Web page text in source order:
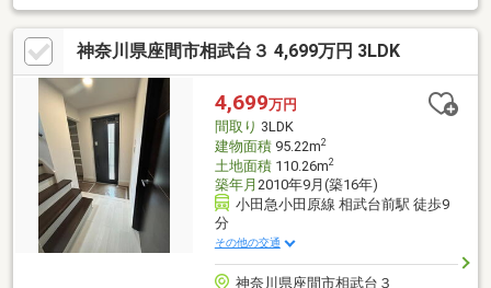
０６（通話料無料）・住所だけ知りたい、1件だけ見たいもOK・
現地集合現地解散、zoomでリモート見学もOK・Googleクチコミ
評価4.8の優良店・１都３県の不動産売却も得意な会社・しつこい
営業一切なしの安心店
神奈川県座間市相武台３ 4,699万円 3LDK
4,699万円
間取り 3LDK
建物面積95.22m2
土地面積110.26m2
築年月 2010年9月(築16年)
小田急小田原線 相武台前駅 徒歩9
分
その他の交通
神奈川県座間市相武台３